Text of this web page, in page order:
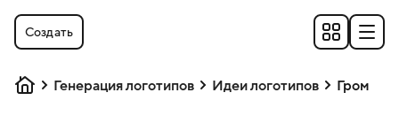
Создать
Генерация логотипов Идеи логотипов Гром